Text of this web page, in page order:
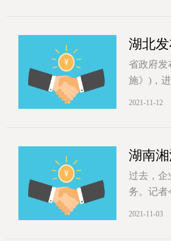
湖北
省政府发
施》)，
2021-11-12
湖南
过去，企
务。记者
2021-11-03